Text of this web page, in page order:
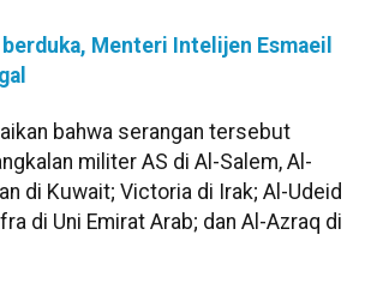
berduka, Menteri Intelijen Esmaeil
bahwa serangan tersebut
militer AS di Al-Salem, Al-
di Kuwait; Victoria di Irak; Al-Udeid
di Uni Emirat Arab; dan Al-Azraq di